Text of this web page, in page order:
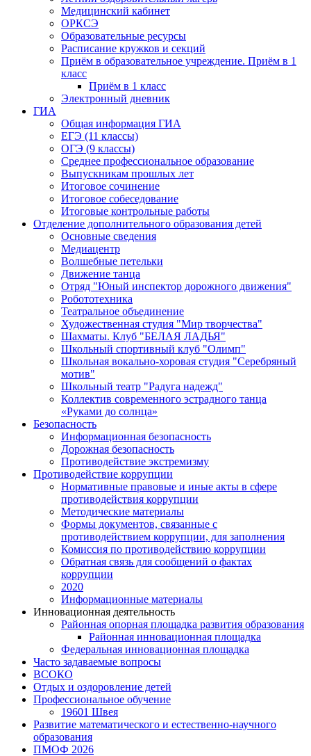
Медицинский кабинет
ОРКСЭ
Образовательные ресурсы
Расписание кружков и секций
Приём в образовательное учреждение. Приём в 1
класс
Приём в 1 класс
Электронный дневник
ГИА
Общая информация ГИА
ЕГЭ (11 классы)
ОГЭ (9 классы)
Среднее профессиональное образование
Выпускникам прошлых лет
Итоговое сочинение
Итоговое собеседование
Итоговые контрольные работы
Отделение дополнительного образования детей
Основные сведения
Медиацентр
Волшебные петельки
Движение танца
Отряд "Юный инспектор дорожного движения"
Робототехника
Театральное объединение
Художественная студия "Мир творчества"
Шахматы. Клуб "БЕЛАЯ ЛАДЬЯ"
Школьный спортивный клуб "Олимп"
Школьная вокально-хоровая студия "Серебряный
мотив"
Школьный театр "Радуга надежд"
Коллектив современного эстрадного танца
«Руками до солнца»
Безопасность
Информационная безопасность
Дорожная безопасность
Противодействие экстремизму
Противодействие коррупции
Нормативные правовые и иные акты в сфере
противодействия коррупции
Методические материалы
Формы документов, связанные с
противодействием коррупции, для заполнения
Комиссия по противодействию коррупции
Обратная связь для сообщений о фактах
коррупции
2020
Информационные материалы
Инновационная деятельность
Районная опорная площадка развития образования
Районная инновационная площадка
Федеральная инновационная площадка
Часто задаваемые вопросы
ВСОКО
Отдых и оздоровление детей
Профессиональное обучение
19601 Швея
Развитие математического и естественно-научного
образования
ПМОФ 2026